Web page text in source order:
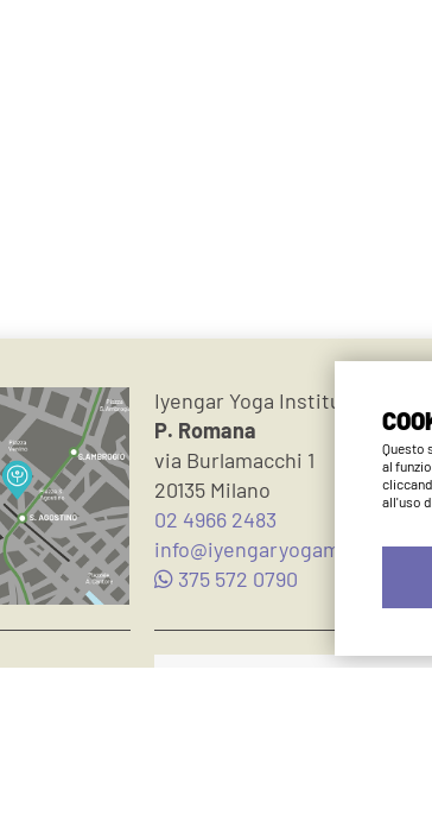
Questo
al
all'uso
Iyengar Yoga Institute Milano
P. Romana
via Burlamacchi 1
20135 Milano
02 4966 2483
info@iyengaryogamilano.it
375 572 0790